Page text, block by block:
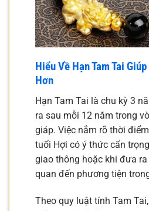
Hiểu Về Hạn Tam Tai
Hơn
Hạn Tam Tai là chu kỳ 3
ra sau mỗi 12 năm trong
giáp. Việc nắm rõ thời
tuổi Hợi có ý thức cẩn
giao thông hoặc khi đưa
quan đến phương tiện
Theo quy luật tính Tam